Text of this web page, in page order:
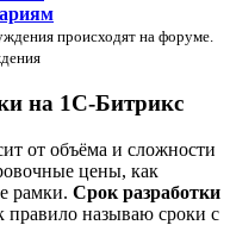
происходят на форуме.
на 1С-Битрикс
от объёма и сложности
цены, как
рамки. Срок разработки
правило называю сроки с